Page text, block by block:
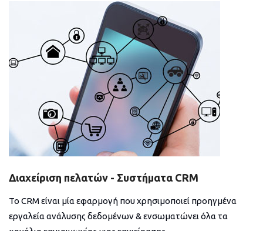
Διαχείριση πελατών - Συστήματα CRM
Το CRM είναι μία εφαρμογή που χρησιμοποιεί προηγμένα
εργαλεία ανάλυσης δεδομένων & ενσωματώνει όλα τα